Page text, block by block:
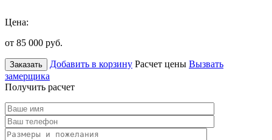
Цена:
от 85 000 руб.
Заказать Добавить в корзину Расчет цены Вызвать
замерщика
Получить расчет